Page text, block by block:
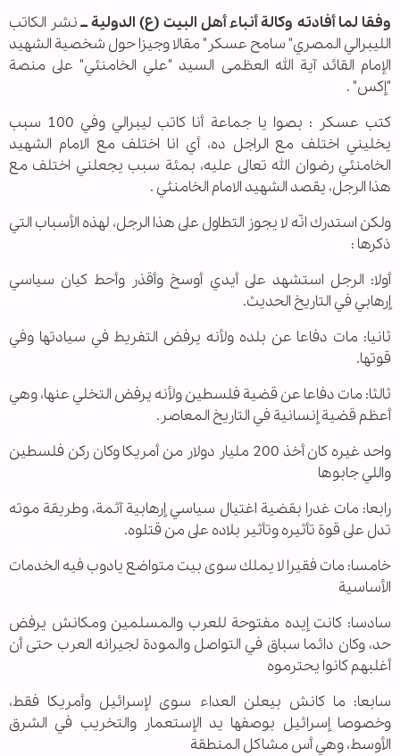
وفقا لما أفادته وكالة أنباء أهل البيت (ع) الدولية ــنشر الكاتب
الليبرالي المصري" سامح عسكر" مقالا وجيزا حول شخصية الشهيد
الإمام القائد آية الله العظمى السيد "علي الخامنئي" على منصة
"إكس" .
كتب عسكر : بصوا يا جماعة أنا كاتب ليبرالي وفي 100 سبب
يخليني اختلف مع الراجل ده، أي انا اختلف مع الامام الشهيد
الخامنئي رضوان الله تعالى عليه، بمئة سبب يجعلني اختلف مع
هذا الرجل، يقصد الشهيد الامام الخامنئي .
ولكن استدرك انّه لا يجوز التطاول على هذا الرجل، لهذه الأسباب التي
ذكرها :
أولا: الرجل استشهد على أيدي أوسخ وأقذر وأحط كيان سياسي
إرهابي في التاريخ الحديث.
ثانيا: مات دفاعا عن بلده ولأنه يرفض التفريط في سيادتها وفي
قوتها.
ثالثا: مات دفاعا عن قضية فلسطين ولأنه يرفض التخلي عنها، وهي
أعظم قضية إنسانية في التاريخ المعاصر.
واحد غيره كان أخذ 200 مليار دولار من أمريكا وكان ركن فلسطين
واللي جابوها
رابعا: مات غدرا بقضية اغتيال سياسي إرهابية آثمة، وطريقة موته
تدل على قوة تأثيره وتأثير بلاده على من قتلوه.
خامسا: مات فقيرا لا يملك سوى بيت متواضع يادوب فيه الخدمات
الأساسية
سادسا: كانت إيده مفتوحة للعرب والمسلمين ومكانش يرفض
حد، وكان دائما سباق في التواصل والمودة لجيرانه العرب حتى أن
أغلبهم كانوا يحترموه
سابعا: ما كانش بيعلن العداء سوى لإسرائيل وأمريكا فقط،
وخصوصا إسرائيل بوصفها يد الإستعمار والتخريب في الشرق
الأوسط، وهي أس مشاكل المنطقة